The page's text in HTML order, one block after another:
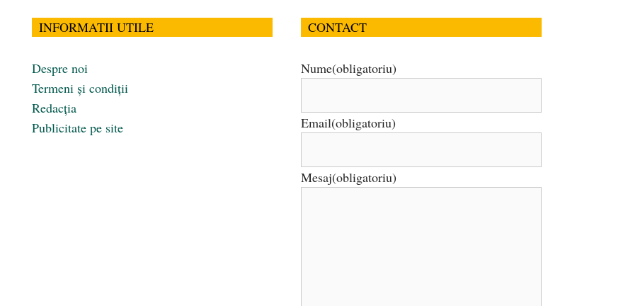
INFORMATII UTILE
Despre noi
Termeni și condiții
Redacția
Publicitate pe site
CONTACT
Nume(obligatoriu)
Email(obligatoriu)
Mesaj(obligatoriu)